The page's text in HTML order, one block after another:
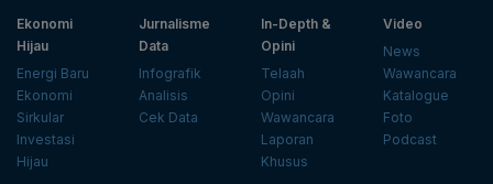
Ekonomi
Hijau
Energi Baru
Ekonomi
Sirkular
Investasi
Hijau
Jurnalisme
Data
Infografik
Analisis
Cek Data
In-Depth &
Opini
Telaah
Opini
Wawancara
Laporan
Khusus
Video
News
Wawancara
Katalogue
Foto
Podcast